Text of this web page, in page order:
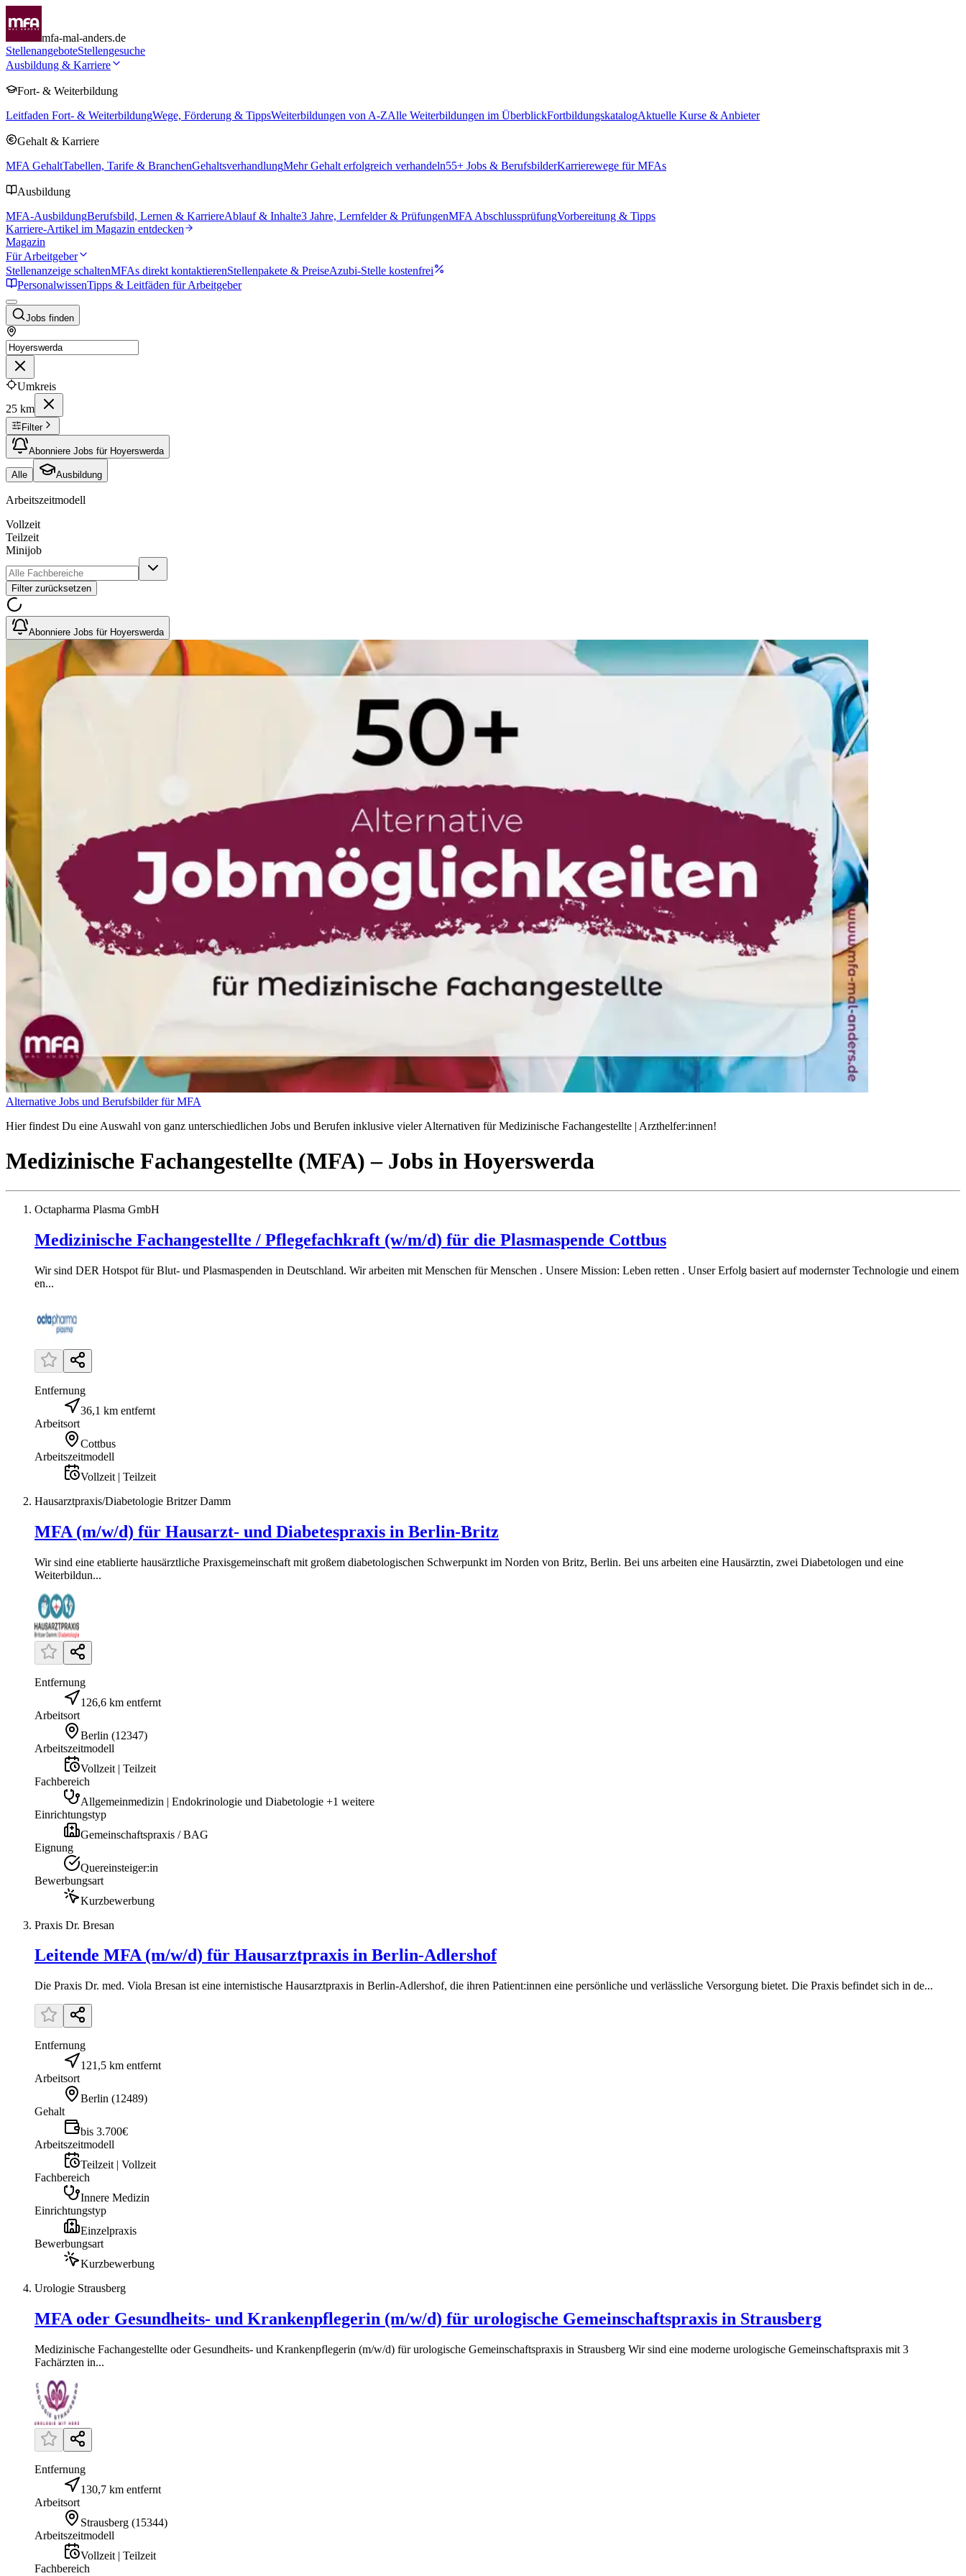
mfa-mal-anders.de
StellenangeboteStellengesuche
Ausbildung & Karriere
Fort- & Weiterbildung
Leitfaden Fort- & WeiterbildungWege, Förderung & TippsWeiterbildungen von A-ZAlle Weiterbildungen im ÜberblickFortbildungskatalogAktuelle Kurse & Anbieter
Gehalt & Karriere
MFA GehaltTabellen, Tarife & BranchenGehaltsverhandlungMehr Gehalt erfolgreich verhandeln55+ Jobs & BerufsbilderKarrierewege für MFAs
Ausbildung
MFA-AusbildungBerufsbild, Lernen & KarriereAblauf & Inhalte3 Jahre, Lernfelder & PrüfungenMFA AbschlussprüfungVorbereitung & Tipps
Karriere-Artikel im Magazin entdecken
Magazin
Für Arbeitgeber
Stellenanzeige schaltenMFAs direkt kontaktierenStellenpakete & PreiseAzubi-Stelle kostenfrei
PersonalwissenTipps & Leitfäden für Arbeitgeber
Jobs finden
Umkreis
25 km
Filter
Abonniere Jobs für Hoyerswerda
Alle Ausbildung
Arbeitszeitmodell
Vollzeit
Teilzeit
Minijob
Filter zurücksetzen
Abonniere Jobs für Hoyerswerda
Alternative Jobs und Berufsbilder für MFA
Hier findest Du eine Auswahl von ganz unterschiedlichen Jobs und Berufen inklusive vieler Alternativen für Medizinische Fachangestellte | Arzthelfer:innen!
Medizinische Fachangestellte (MFA) – Jobs in Hoyerswerda
Octapharma Plasma GmbH
Medizinische Fachangestellte / Pflegefachkraft (w/m/d) für die Plasmaspende Cottbus
Wir sind DER Hotspot für Blut- und Plasmaspenden in Deutschland. Wir arbeiten mit Menschen für Menschen . Unsere Mission: Leben retten . Unser Erfolg basiert auf modernster Technologie und einem
en...
Entfernung
36,1 km entfernt
Arbeitsort
Cottbus
Arbeitszeitmodell
Vollzeit | Teilzeit
Hausarztpraxis/Diabetologie Britzer Damm
MFA (m/w/d) für Hausarzt- und Diabetespraxis in Berlin-Britz
Wir sind eine etablierte hausärztliche Praxisgemeinschaft mit großem diabetologischen Schwerpunkt im Norden von Britz, Berlin. Bei uns arbeiten eine Hausärztin, zwei Diabetologen und eine
Weiterbildun...
Entfernung
126,6 km entfernt
Arbeitsort
Berlin (12347)
Arbeitszeitmodell
Vollzeit | Teilzeit
Fachbereich
Allgemeinmedizin | Endokrinologie und Diabetologie +1 weitere
Einrichtungstyp
Gemeinschaftspraxis / BAG
Eignung
Quereinsteiger:in
Bewerbungsart
Kurzbewerbung
Praxis Dr. Bresan
Leitende MFA (m/w/d) für Hausarztpraxis in Berlin-Adlershof
Die Praxis Dr. med. Viola Bresan ist eine internistische Hausarztpraxis in Berlin-Adlershof, die ihren Patient:innen eine persönliche und verlässliche Versorgung bietet. Die Praxis befindet sich in de...
Entfernung
121,5 km entfernt
Arbeitsort
Berlin (12489)
Gehalt
bis 3.700€
Arbeitszeitmodell
Teilzeit | Vollzeit
Fachbereich
Innere Medizin
Einrichtungstyp
Einzelpraxis
Bewerbungsart
Kurzbewerbung
Urologie Strausberg
MFA oder Gesundheits- und Krankenpflegerin (m/w/d) für urologische Gemeinschaftspraxis in Strausberg
Medizinische Fachangestellte oder Gesundheits- und Krankenpflegerin (m/w/d) für urologische Gemeinschaftspraxis in Strausberg Wir sind eine moderne urologische Gemeinschaftspraxis mit 3
Fachärzten in...
Entfernung
130,7 km entfernt
Arbeitsort
Strausberg (15344)
Arbeitszeitmodell
Vollzeit | Teilzeit
Fachbereich